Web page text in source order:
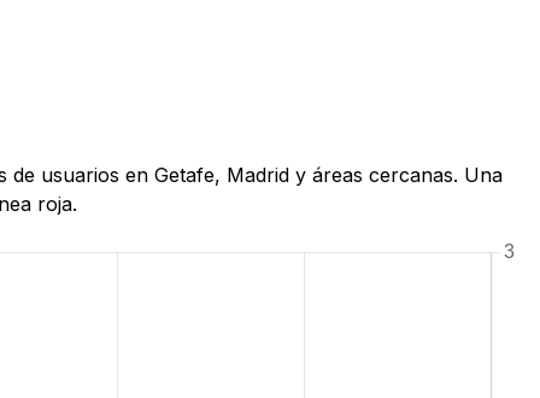
usuarios en Getafe, Madrid y áreas cercanas. Una
roja.